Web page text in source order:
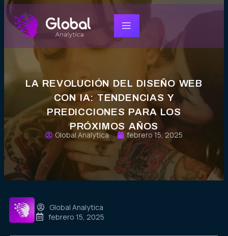
LA REVOLUCIÓN DEL DISEÑO WEB
CON IA: TENDENCIAS Y
PREDICCIONES PARA LOS
PRÓXIMOS AÑOS
Global Analytica febrero 15, 2025
Global Analytica
febrero 15, 2025